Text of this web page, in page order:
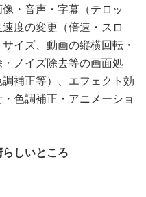
・音声・字幕（テロッ
度の変更（倍速・スロ
イズ、動画の縦横回転・
ノイズ除去等の画面処
補正等）、エフェクト効
色調補正・アニメーショ
しいところ